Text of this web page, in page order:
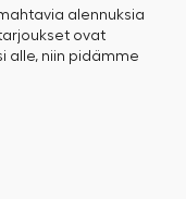
alennuksia
ovat
alle, niin pidämme